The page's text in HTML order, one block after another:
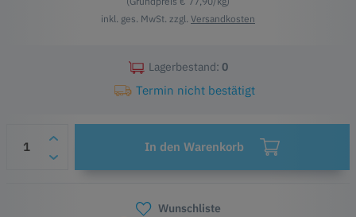
inkl. ges. MwSt. zzgl. Versandkosten
Lagerbestand: 0
Termin nicht bestätigt
In den Warenkorb
Wunschliste